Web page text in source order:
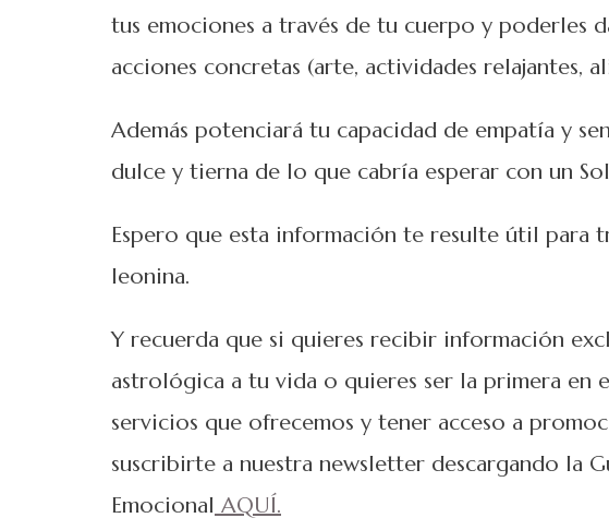
tus emociones a través de tu cuerpo y poderles
acciones concretas (arte, actividades relajantes,
Además potenciará tu capacidad de empatía y
dulce y tierna de lo que cabría esperar con un
Espero que esta información te resulte útil para
leonina.
Y recuerda que si quieres recibir información
astrológica a tu vida o quieres ser la primera en
servicios que ofrecemos y tener acceso a
suscribirte a nuestra newsletter descargando la
Emocional AQUÍ.